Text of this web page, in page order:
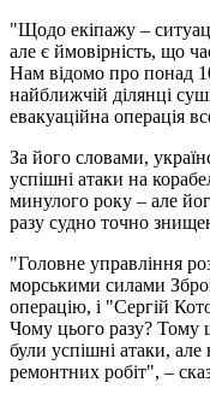
"Щодо екіпажу –
але є ймовірність, що
Нам відомо про понад
найближчій ділянці
евакуаційна операція
За його словами,
успішні атаки на
минулого року – але
разу судно точно
"Головне управління
морськими силами
операцію, і "Сергій
Чому цього разу? Тому
були успішні атаки, але
ремонтних робіт", –